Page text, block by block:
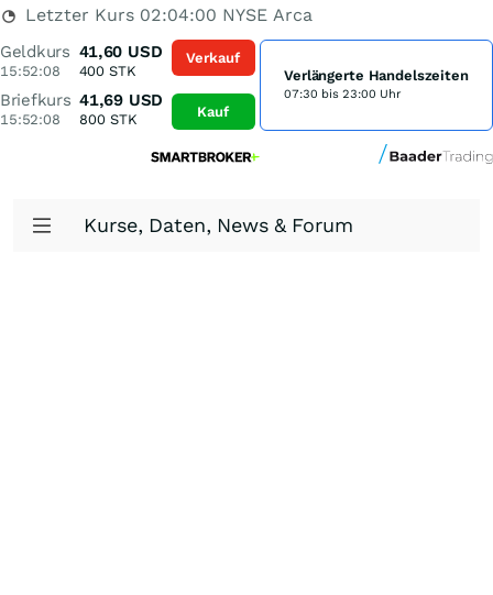
Letzter Kurs 02:04:00 NYSE Arca
Geldkurs
15:52:08
41,60 USD
400 STK
Briefkurs
15:52:08
41,69 USD
800STK
Verkauf
Kauf
Verlängerte Handelszeiten
07:30 bis 23:00 Uhr
Kurse, Daten, News & Forum